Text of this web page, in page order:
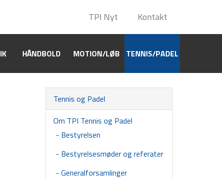
TPI Nyt Kontakt
HÅNDBOLD MOTION/LØB TENNIS/PADEL
TPI Nyt Kontakt
HÅNDBOLD MOTION/LØB TENNIS/PADEL
Tennis og Padel
Om TPI Tennis og Padel
Bestyrelsen
Bestyrelsesmøder og referater
Generalforsamlinger